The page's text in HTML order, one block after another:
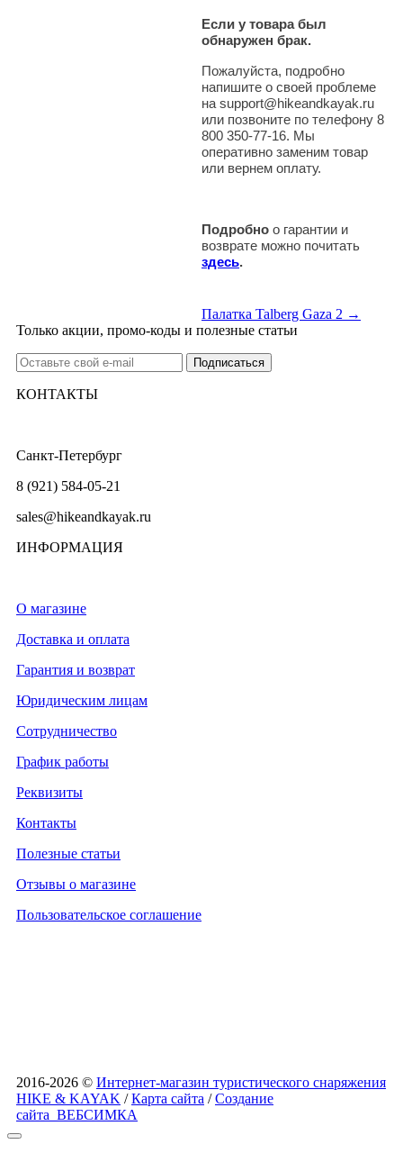
Если у товара был
обнаружен брак.
Пожалуйста, подробно
напишите о своей проблеме
на support@hikeandkayak.ru
или позвоните по телефону 8
800 350-77-16. Мы
оперативно заменим товар
или вернем оплату.
Подробно о гарантии и
возврате можно почитать
здесь.
Палатка Talberg Gaza 2 →
Только акции, промо-коды и полезные статьи
КОНТАКТЫ
Санкт-Петербург
8 (921) 584-05-21
sales@hikeandkayak.ru
ИНФОРМАЦИЯ
О магазине
Доставка и оплата
Гарантия и возврат
Юридическим лицам
Сотрудничество
График работы
Реквизиты
Контакты
Полезные статьи
Отзывы о магазине
Пользовательское соглашение
2016-2026 © Интернет-магазин туристического снаряжения
HIKE & KAYAK /Карта сайта /Создание
сайта ВЕБСИМКА